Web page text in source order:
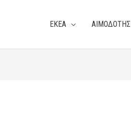
ΕΚΕΑ ΑΙΜΟΔΟΤΗΣ